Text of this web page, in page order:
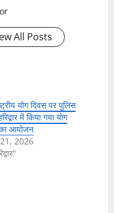
All Posts
योग दिवस पर पुलिस
में किया गया योग
का आयोजन
2026